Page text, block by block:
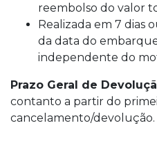
reembolso do valor
Realizada em 7 dias
da data do
independente do
Prazo Geral de
contanto a partir do
cancelamento/devolução.